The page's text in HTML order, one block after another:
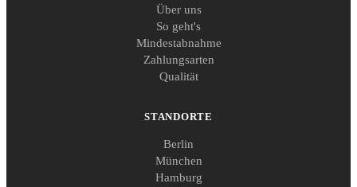
Über uns
So geht's
Mindestabnahme
Zahlungsarten
Qualität
STANDORTE
Berlin
München
Hamburg